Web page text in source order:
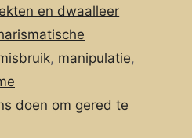
en dwaalleer
, manipulatie,
doen om gered te